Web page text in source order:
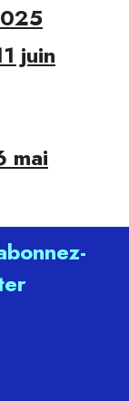
juin
mai